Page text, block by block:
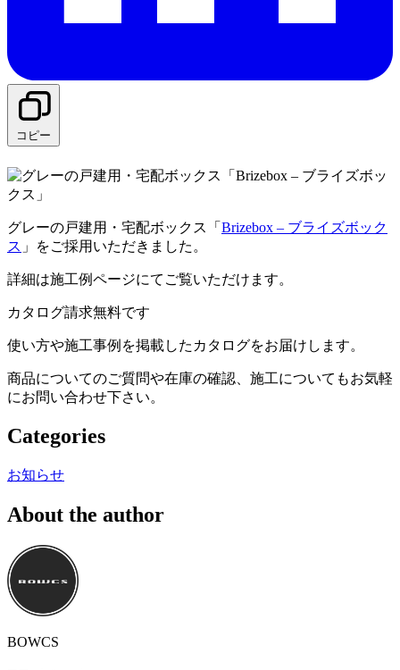
コピー
グレーの戸建用・宅配ボックス「 Brizebox – ブライズボック
ス 」をご採用いただきました。
詳細は施工例ページにてご覧いただけます。
カタログ請求無料です
使い方や施工事例を掲載したカタログをお届けします。
商品についてのご質問や在庫の確認、施工についてもお気軽
にお問い合わせ下さい。
Categories
お知らせ
About the author
BOWCS